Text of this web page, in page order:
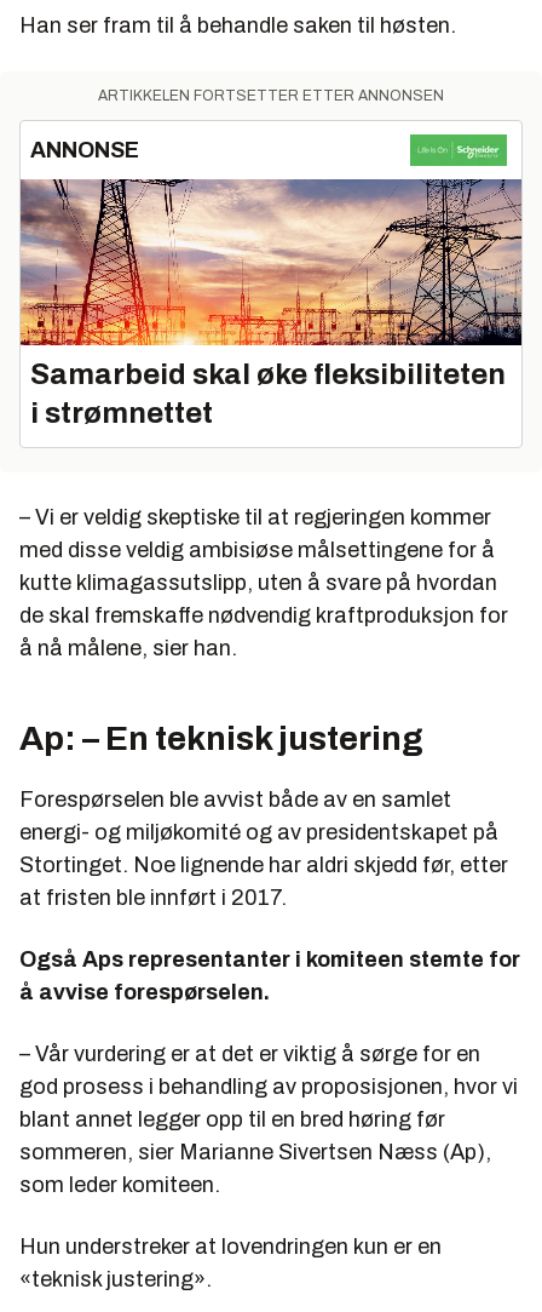
Han ser fram til å behandle saken til høsten.
ARTIKKELEN FORTSETTER ETTER ANNONSEN
ANNONSE
Samarbeid skal øke fleksibiliteten
i strømnettet
– Vi er veldig skeptiske til at regjeringen kommer
med disse veldig ambisiøse målsettingene for å
kutte klimagassutslipp, uten å svare på hvordan
de skal fremskaffe nødvendig kraftproduksjon for
å nå målene, sier han.
Ap: – En teknisk justering
Forespørselen ble avvist både av en samlet
energi- og miljøkomité og av presidentskapet på
Stortinget. Noe lignende har aldri skjedd før, etter
at fristen ble innført i 2017.
Også Aps representanter i komiteen stemte for
å avvise forespørselen.
– Vår vurdering er at det er viktig å sørge for en
god prosess i behandling av proposisjonen, hvor vi
blant annet legger opp til en bred høring før
sommeren, sier Marianne Sivertsen Næss (Ap),
som leder komiteen.
Hun understreker at lovendringen kun er en
«teknisk justering».